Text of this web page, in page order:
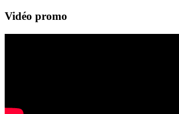
Vidéo promo